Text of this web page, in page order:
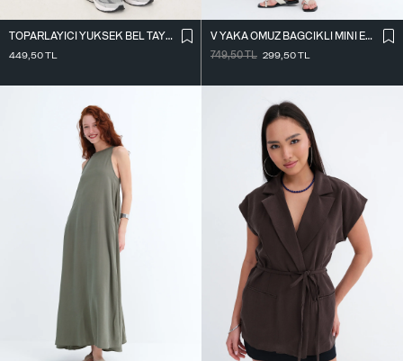
TOPARLAYICI YÜKSEK BEL TAYT TYT4000-R11
449,50TL
V YAKA OMUZ BAĞCIKLI MINI ELBISE E3394
749,50TL 299,50TL